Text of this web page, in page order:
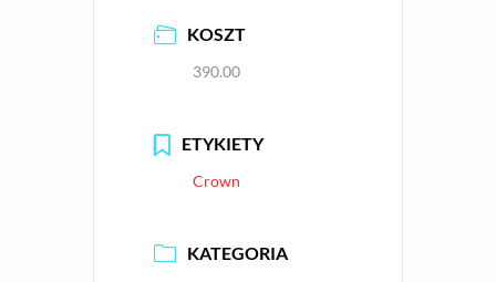
KOSZT
390.00
ETYKIETY
Crown
KATEGORIA